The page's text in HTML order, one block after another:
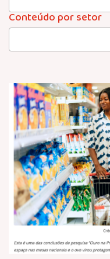
Conteúdo por setor
22
results